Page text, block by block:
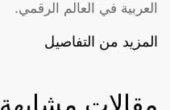
العربية في العالم الرقمي.
المزيد من التفاصيل